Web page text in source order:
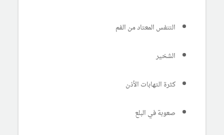
التنفس المعتاد من الفم
الشخير
كثرة التهابات الأذن
صعوبة في البلع